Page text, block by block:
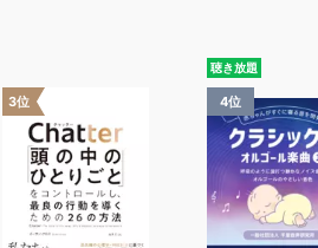
3位
聴き放題
4位